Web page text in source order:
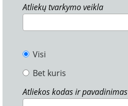
Atliekų tvarkymo veikla
Visi
Bet kuris
Atliekos kodas ir pavadinimas